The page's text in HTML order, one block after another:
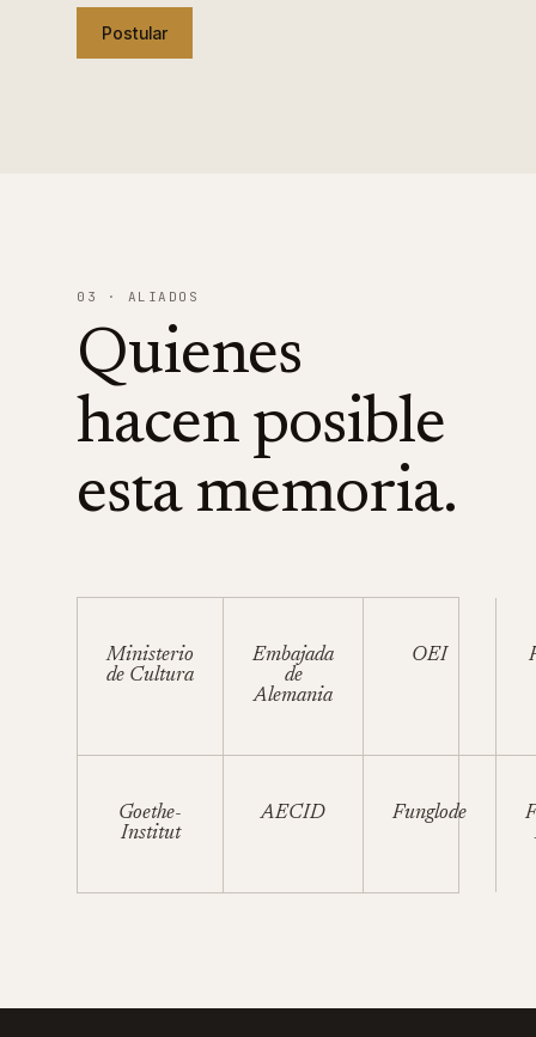
Postular
03 · ALIADOS
Quienes
hacen posible
esta memoria.
Ministerio
de Cultura
Embajada
de
Alemania
OEI
Goethe-
Institut
AECID Funglode